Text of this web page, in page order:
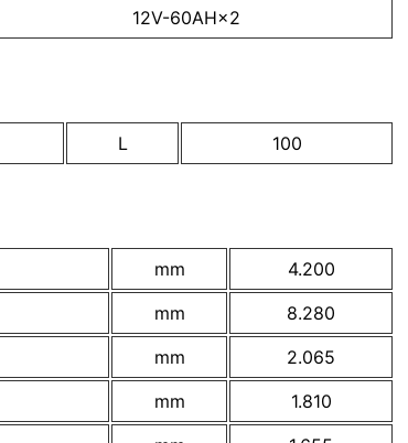
12V-60AH×2
L 100
mm
4.200
mm
8.280
mm
2.065
mm
1.810